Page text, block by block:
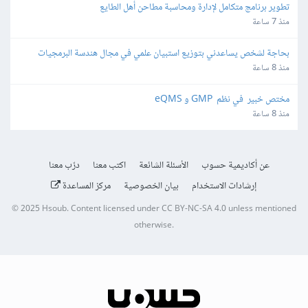
تطوير برنامج متكامل لإدارة ومحاسبة مطاحن أهل الطايع
منذ 7 ساعة
بحاجة لشخص يساعدني بتوزيع استبيان علمي في مجال هندسة البرمجيات
منذ 8 ساعة
مختص خبير  في نظم  GMP و eQMS
منذ 8 ساعة
عن أكاديمية حسوب الأسئلة الشائعة اكتب معنا
درّب معنا
إرشادات الاستخدام
بيان الخصوصية مركز المساعدة
© 2025 Hsoub.Content licensed underCC BY-NC-SA 4.0unless mentioned
otherwise.